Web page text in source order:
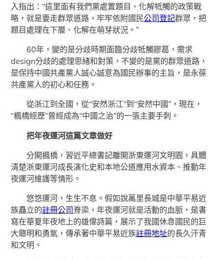
入指出：“這里面有我們黨處置題目、化解牴觸的政策戰
略，就是要走群眾道路，牢牢依附國民公司登記群眾，把
題目處理在下層、化解在萌芽狀況。”
60年，變的是分歧時期面臨分歧牴觸膠葛，需求
design分歧的處理思緒和對策，不變的是黨的群眾道路，
是保持中國共產黨人誠心誠意為國民辦事的主旨，是永葆
共產黨人的初心和任務。
從浙江到全國，從“安然浙江”到“安然中國”，現在，
“楓橋經歷”曾經成為“中國之治”的一張主要手刺。
把年夜運河這篇文章做好
分開楓橋，習近平總書記離開浙東運河文明園，具體
清楚浙東運河成長演化史和本地公道應用水資本、推動年
夜運河維護等情形。
悠悠運河，生生不息。假如說萬里長城是中華平易近
族矗立的註冊公司脊梁，年夜運河就是活動的血脈，是書
寫在華夏年夜地上的雄偉詩篇，展示了我國休息國民的巨
大聰明和勇氣，傳承著中華平易近族註冊地址的長久汗青
和文明。